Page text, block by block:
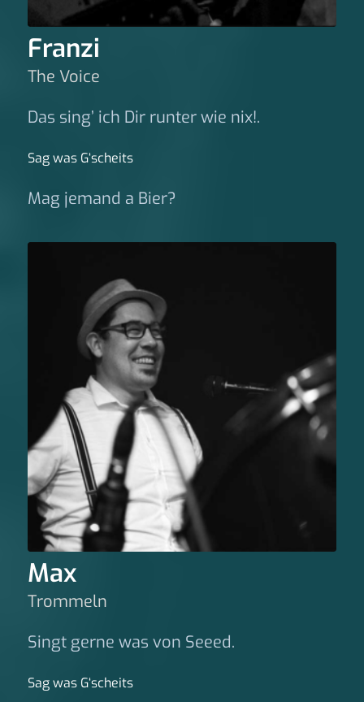
Franzi
The Voice
Das sing’ ich Dir runter wie nix!.
Sag was G‘scheits
Mag jemand a Bier?
Max
Trommeln
Singt gerne was von Seeed.
Sag was G‘scheits